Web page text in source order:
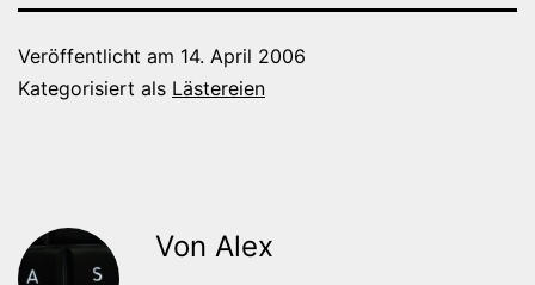
Veröffentlicht am 14. April 2006
Kategorisiert als Lästereien
Von Alex